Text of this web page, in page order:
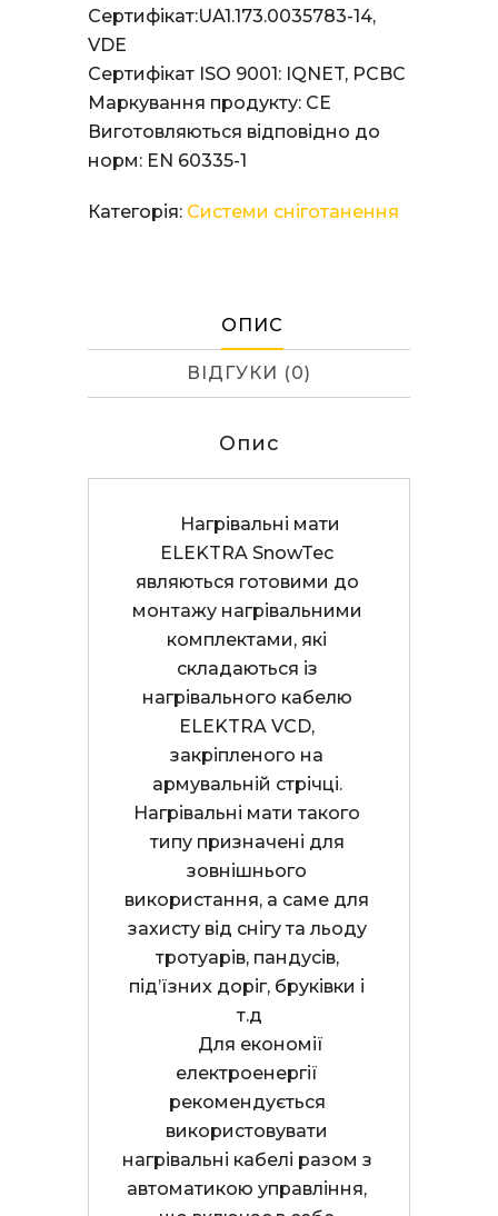
Сертифікат:UA1.173.0035783-14,
VDE
Сертифікат ISO 9001: IQNET, PCBC
Маркування продукту: СЕ
Виготовляються відповідно до
норм: EN 60335-1
Категорія: Системи сніготанення
ОПИС
ВІДГУКИ (0)
Опис
ELEKTRA SnowTec
являються готовими до
монтажу нагрівальними
комплектами, які
складаються із
нагрівального кабелю
ELEKTRA VCD,
закріпленого на
армувальній стрічці.
Нагрівальні мати такого
типу призначені для
зовнішнього
використання, а саме для
захисту від снігу та льоду
тротуарів, пандусів,
під’їзних доріг, бруківки і
т.д
електроенергії
рекомендується
використовувати
нагрівальні кабелі разом з
автоматикою управління,